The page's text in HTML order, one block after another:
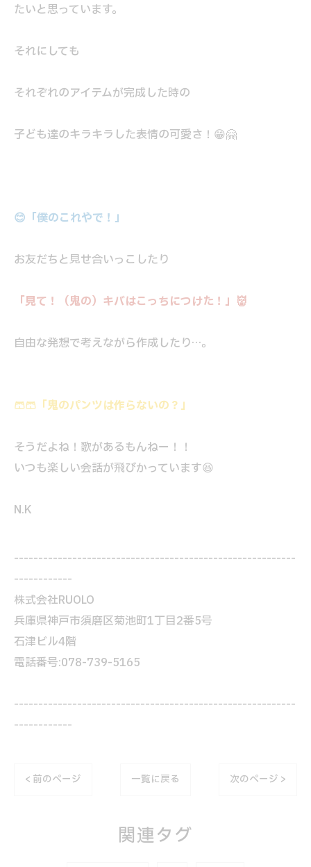
たいと思っています。
それにしても
それぞれのアイテムが完成した時の
子ども達のキラキラした表情の可愛さ！😁🤗
😊「僕のこれやで！」
お友だちと見せ合いっこしたり
「見て！（鬼の）キバはこっちにつけた！」👹
自由な発想で考えながら作成したり…。
🩳🩳「鬼のパンツは作らないの？」
そうだよね！歌があるもんねー！！
いつも楽しい会話が飛びかっています😆
N.K
----------------------------------------------------------
------------
株式会社RUOLO
兵庫県神戸市須磨区菊池町1丁目2番5号
石津ビル4階
電話番号:078-739-5165
----------------------------------------------------------
------------
< 前のページ 一覧に戻る 次のページ >
関連タグ